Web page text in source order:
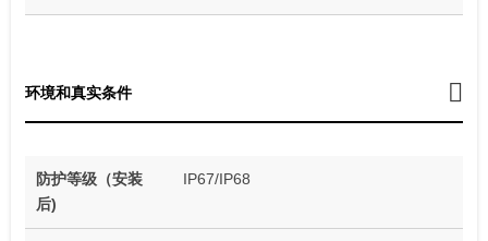
环境和真实条件
防护等级（安装
后)
IP67/IP68